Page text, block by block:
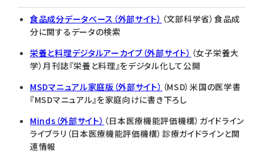
食品成分データベース（外部サイト） （文部科学省）食品成
分に関するデータの検索
栄養と料理デジタルアーカイブ（外部サイト） （女子栄養大
学）月刊誌『栄養と料理』をデジタル化して公開
MSDマニュアル家庭版（外部サイト） （MSD）米国の医学書
『MSDマニュアル』を家庭向けに書き下ろし
Minds（外部サイト） （日本医療機能評価機構）ガイドライン
ライブラリ（日本医療機能評価機構）診療ガイドラインと関
連情報